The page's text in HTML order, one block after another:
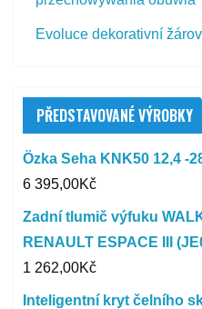
Evoluce dekorativní
PŘEDSTAVOVANÉ VÝROBKY
Özka Seha KNK50 12,4 -
6 395,00Kč
Zadní tlumič výfuku
RENAULT ESPACE III
1 262,00Kč
Inteligentní kryt čelního